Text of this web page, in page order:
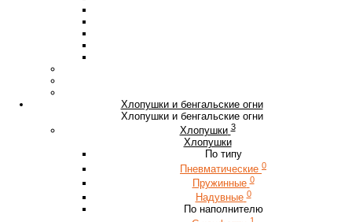
Хлопушки и бенгальские огни
Хлопушки и бенгальские огни
Хлопушки 3
Хлопушки
По типу
Пневматические 0
Пружинные 0
Надувные 0
По наполнителю
1